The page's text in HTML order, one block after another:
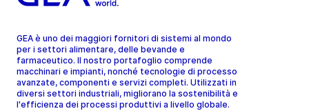
GEA è uno dei maggiori fornitori di sistemi al mondo
per i settori alimentare, delle bevande e
farmaceutico. Il nostro portafoglio comprende
macchinari e impianti, nonché tecnologie di processo
avanzate, componenti e servizi completi. Utilizzati in
diversi settori industriali, migliorano la sostenibilità e
l'efficienza dei processi produttivi a livello globale.